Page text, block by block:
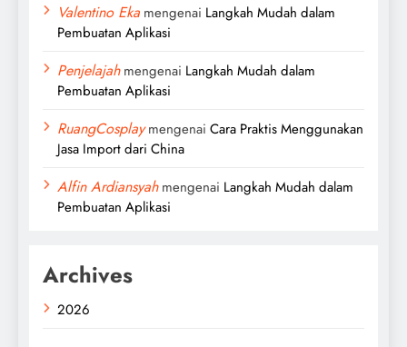
Valentino Eka mengenai Langkah Mudah dalam
Pembuatan Aplikasi
Penjelajahmengenai Langkah Mudah dalam
Pembuatan Aplikasi
RuangCosplaymengenai Cara Praktis Menggunakan
Jasa Import dari China
Alfin Ardiansyahmengenai Langkah Mudah dalam
Pembuatan Aplikasi
Archives
2026